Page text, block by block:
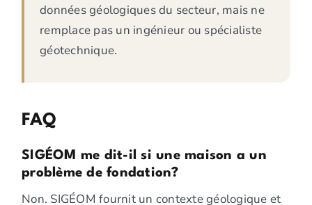
données géologiques du secteur, mais ne
remplace pas un ingénieur ou spécialiste
géotechnique.
FAQ
SIGÉOM me dit-il si une maison a un
problème de fondation?
Non. SIGÉOM fournit un contexte géologique et